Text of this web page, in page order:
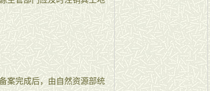
案完成后，由自然资源部统